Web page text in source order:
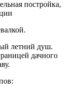
летний душ.
дачного